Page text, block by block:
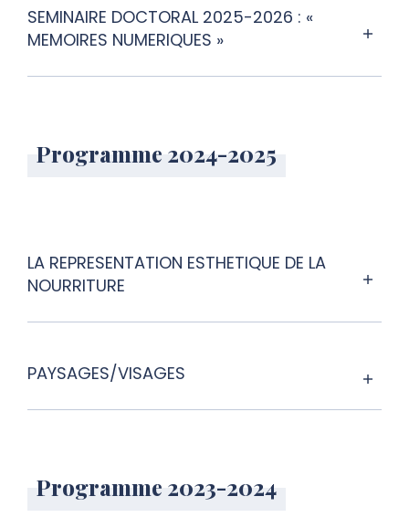
SEMINAIRE DOCTORAL 2025-2026 : «
MEMOIRES NUMERIQUES »
Programme 2024-2025
LA REPRESENTATION ESTHETIQUE DE LA
NOURRITURE
PAYSAGES/VISAGES
Programme 2023-2024